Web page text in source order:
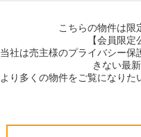
こちらの物件は限
【会員限定
当社は売主様のプライバシー
きない最
より多くの物件をご覧になりた